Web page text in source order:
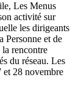
Les Menus
activité sur
les dirigeants
Personne et de
rencontre
du réseau. Les
et 28 novembre